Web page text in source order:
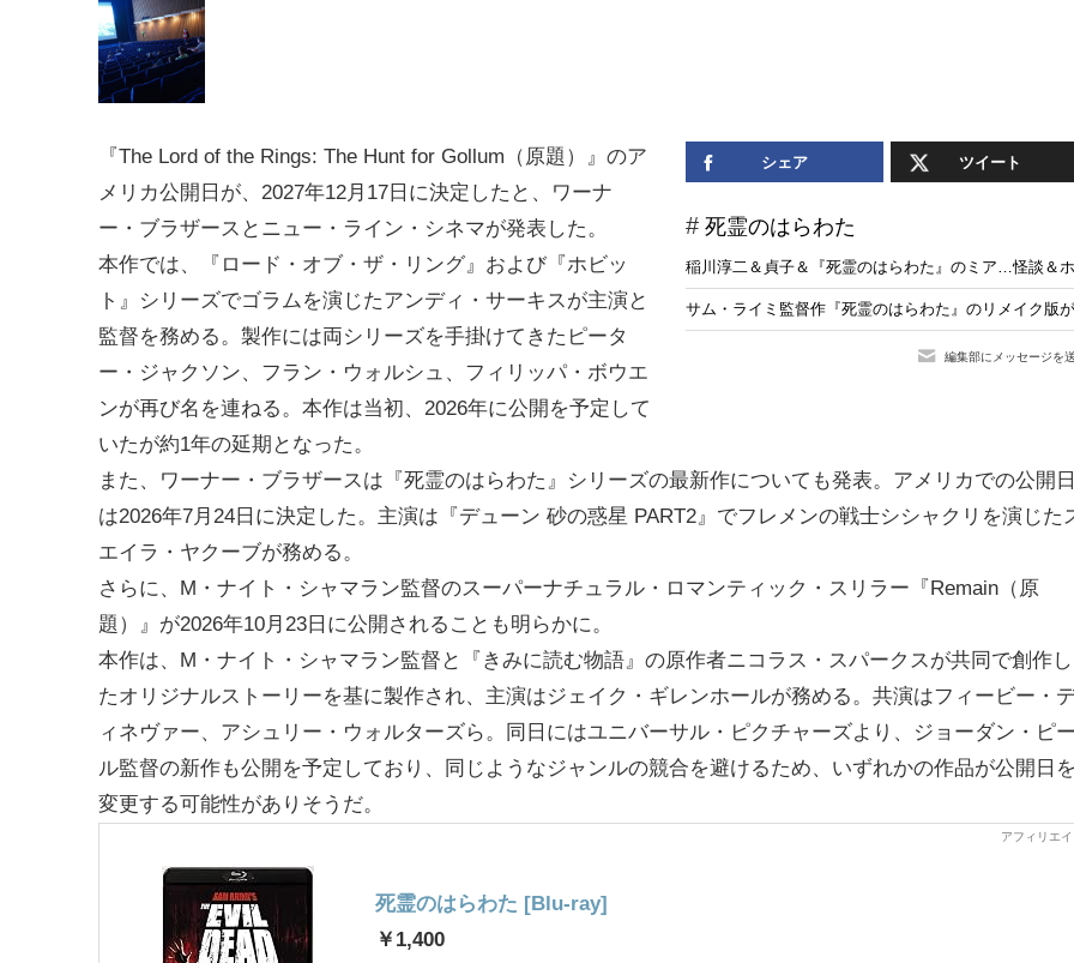
シェア ツイート
死霊のはらわた
稲川淳二＆貞子＆『死霊のはらわた』のミア…怪談＆
サム・ライミ監督作『死霊のはらわた』のリメイク版
編集部にメッセージを
『The Lord of the Rings: The Hunt for Gollum（原題）』のア
メリカ公開日が、2027年12月17日に決定したと、ワーナ
ー・ブラザースとニュー・ライン・シネマが発表した。
本作では、『ロード・オブ・ザ・リング』および『ホビッ
ト』シリーズでゴラムを演じたアンディ・サーキスが主演と
監督を務める。製作には両シリーズを手掛けてきたピータ
ー・ジャクソン、フラン・ウォルシュ、フィリッパ・ボウエ
ンが再び名を連ねる。本作は当初、2026年に公開を予定して
いたが約1年の延期となった。
また、ワーナー・ブラザースは『死霊のはらわた』シリーズの最新作についても発表。アメリカでの公開
は2026年7月24日に決定した。主演は『デューン 砂の惑星 PART2』でフレメンの戦士シシャクリを演じた
エイラ・ヤクーブが務める。
さらに、M・ナイト・シャマラン監督のスーパーナチュラル・ロマンティック・スリラー『Remain（原
題）』が2026年10月23日に公開されることも明らかに。
本作は、M・ナイト・シャマラン監督と『きみに読む物語』の原作者ニコラス・スパークスが共同で創作し
たオリジナルストーリーを基に製作され、主演はジェイク・ギレンホールが務める。共演はフィービー・
ィネヴァー、アシュリー・ウォルターズら。同日にはユニバーサル・ピクチャーズより、ジョーダン・ピ
ル監督の新作も公開を予定しており、同じようなジャンルの競合を避けるため、いずれかの作品が公開日
変更する可能性がありそうだ。
死霊のはらわた [Blu-ray]
￥1,400